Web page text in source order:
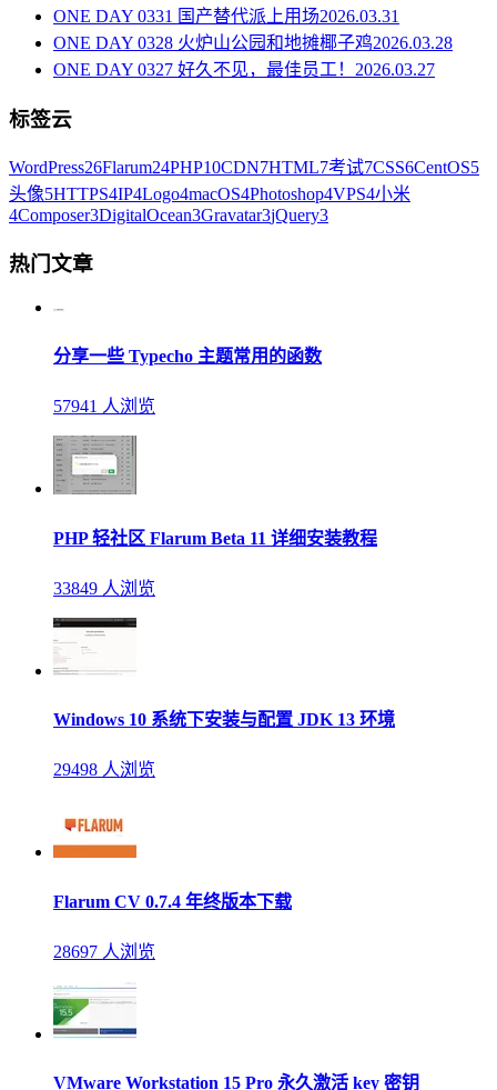
ONE DAY 0331 国产替代派上用场2026.03.31
ONE DAY 0328 火炉山公园和地摊椰子鸡2026.03.28
ONE DAY 0327 好久不见，最佳员工！ 2026.03.27
标签云
WordPress26Flarum24PHP10CDN7HTML7考试7CSS6CentOS5
头像5HTTPS4IP4Logo4macOS4Photoshop4VPS4小米
4Composer3DigitalOcean3Gravatar3jQuery3
热门文章
分享一些 Typecho 主题常用的函数
57941 人浏览
PHP 轻社区 Flarum Beta 11 详细安装教程
33849 人浏览
Windows 10 系统下安装与配置 JDK 13 环境
29498 人浏览
Flarum CV 0.7.4 年终版本下载
28697 人浏览
VMware Workstation 15 Pro 永久激活 key 密钥